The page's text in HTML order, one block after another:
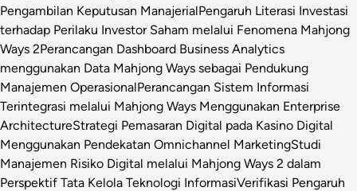
Pengambilan Keputusan ManajerialPengaruh Literasi Investasi
terhadap Perilaku Investor Saham melalui Fenomena Mahjong
Ways 2Perancangan Dashboard Business Analytics
menggunakan Data Mahjong Ways sebagai Pendukung
Manajemen OperasionalPerancangan Sistem Informasi
Terintegrasi melalui Mahjong Ways Menggunakan Enterprise
ArchitectureStrategi Pemasaran Digital pada Kasino Digital
Menggunakan Pendekatan Omnichannel MarketingStudi
Manajemen Risiko Digital melalui Mahjong Ways 2 dalam
Perspektif Tata Kelola Teknologi InformasiVerifikasi Pengaruh